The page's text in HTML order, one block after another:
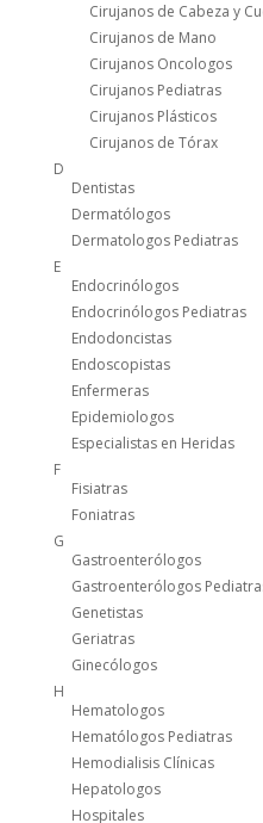
Cirujanos de Cabeza y
Cirujanos de Mano
Cirujanos Oncologos
Cirujanos Pediatras
Cirujanos Plásticos
Cirujanos de Tórax
D
Dentistas
Dermatólogos
Dermatologos Pediatras
E
Endocrinólogos
Endocrinólogos Pediatras
Endodoncistas
Endoscopistas
Enfermeras
Epidemiologos
Especialistas en Heridas
F
Fisiatras
Foniatras
G
Gastroenterólogos
Gastroenterólogos
Genetistas
Geriatras
Ginecólogos
H
Hematologos
Hematólogos Pediatras
Hemodialisis Clínicas
Hepatologos
Hospitales